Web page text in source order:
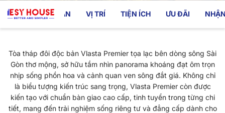
TỔNG QUAN VỊ TRÍ TIỆN ÍCH ƯU ĐÃI
Tòa tháp đôi độc bản Vlasta Premier tọa lạc bên dòng sông Sài
Gòn thơ mộng, sở hữu tầm nhìn panorama khoáng đạt ôm trọn
nhịp sống phồn hoa và cảnh quan ven sông đắt giá. Không chỉ
là biểu tượng kiến trúc sang trọng, Vlasta Premier còn được
kiến tạo với chuẩn bàn giao cao cấp, tinh tuyển trong từng chi
tiết, mang đến trải nghiệm sống riêng tư và đẳng cấp dành cho